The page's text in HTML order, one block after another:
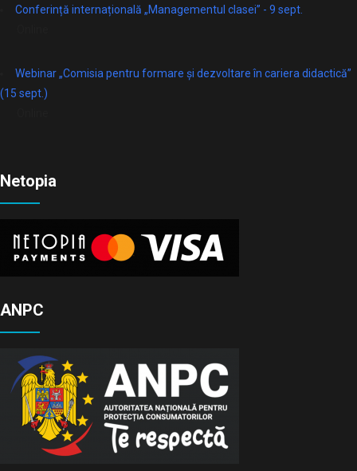
Conferință internațională „Managementul clasei” - 9 sept.
Webinar „Comisia pentru formare și dezvoltare în cariera didactică”
(15 sept.)
Netopia
ANPC